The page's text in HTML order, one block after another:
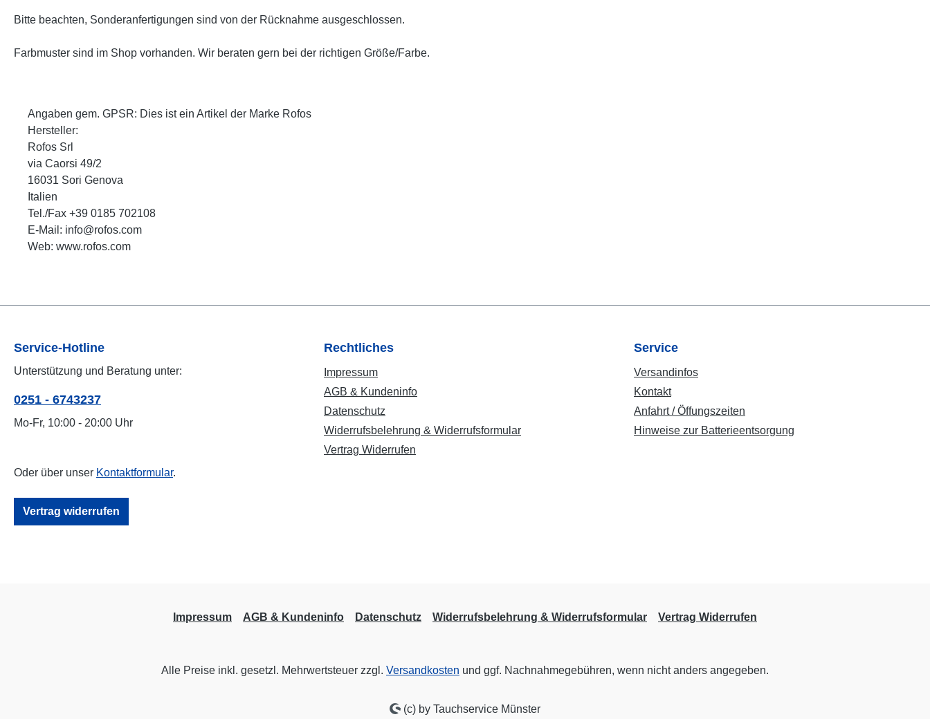
Bitte beachten, Sonderanfertigungen sind von der Rücknahme ausgeschlossen.
Farbmuster sind im Shop vorhanden. Wir beraten gern bei der richtigen Größe/Farbe.
Angaben gem. GPSR: Dies ist ein Artikel der Marke Rofos
Hersteller:
Rofos Srl
via Caorsi 49/2
16031 Sori Genova
Italien
Tel./Fax +39 0185 702108
E-Mail: info@rofos.com
Web: www.rofos.com
Service-Hotline
Unterstützung und Beratung unter:
0251 - 6743237
Mo-Fr, 10:00 - 20:00 Uhr
Oder über unser Kontaktformular.
Vertrag widerrufen
Rechtliches
Impressum
AGB & Kundeninfo
Datenschutz
Widerrufsbelehrung & Widerrufsformular
Vertrag Widerrufen
Service
Versandinfos
Kontakt
Anfahrt / Öffungszeiten
Hinweise zur Batterieentsorgung
Impressum AGB & Kundeninfo Datenschutz Widerrufsbelehrung & Widerrufsformular Vertrag Widerrufen
Alle Preise inkl. gesetzl. Mehrwertsteuer zzgl. Versandkosten und ggf. Nachnahmegebühren, wenn nicht anders angegeben.
(c) by Tauchservice Münster